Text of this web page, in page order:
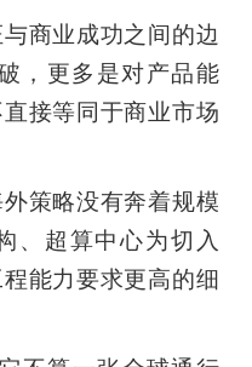
商业成功之间的边
，更多是对产品能
接等同于商业市场
策略没有奔着规模
、超算中心为切入
能力要求更高的细